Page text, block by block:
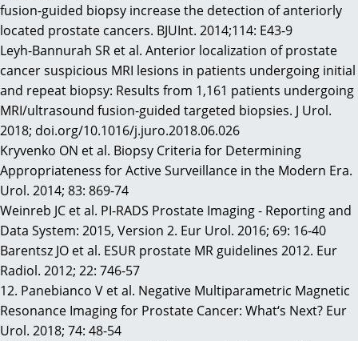
fusion-guided biopsy increase the detection of anteriorly
located prostate cancers. BJUInt. 2014;114: E43-9
Leyh-Bannurah SR et al. Anterior localization of prostate
cancer suspicious MRI lesions in patients undergoing initial
and repeat biopsy: Results from 1,161 patients undergoing
MRI/ultrasound fusion-guided targeted biopsies. J Urol.
2018; doi.org/10.1016/j.juro.2018.06.026
Kryvenko ON et al. Biopsy Criteria for Determining
Appropriateness for Active Surveillance in the Modern Era.
Urol. 2014; 83: 869-74
Weinreb JC et al. PI-RADS Prostate Imaging - Reporting and
Data System: 2015, Version 2. Eur Urol. 2016; 69: 16-40
Barentsz JO et al. ESUR prostate MR guidelines 2012. Eur
Radiol. 2012; 22: 746-57
12. Panebianco V et al. Negative Multiparametric Magnetic
Resonance Imaging for Prostate Cancer: What‘s Next? Eur
Urol. 2018; 74: 48-54